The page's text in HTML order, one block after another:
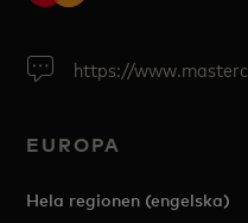
https://
EUROPA
Hela regionen (engelska)